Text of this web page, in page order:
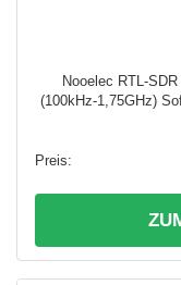
Nooelec RTL-
(100kHz-1,75GHz)